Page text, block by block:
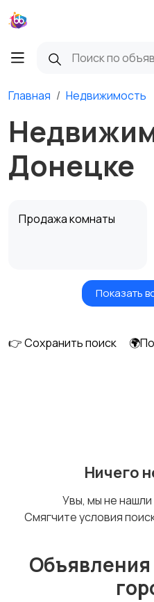
Главная Недвижимость
Донецке
Продажа комнаты
Земельные участки
посуточно
Показать
👉 Сохранить поиск
Ничего
Увы, мы не нашли
Смягчите условия